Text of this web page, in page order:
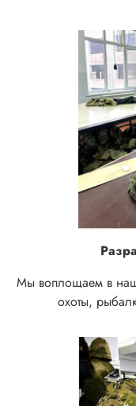
Мы воплощаем в
охоты,